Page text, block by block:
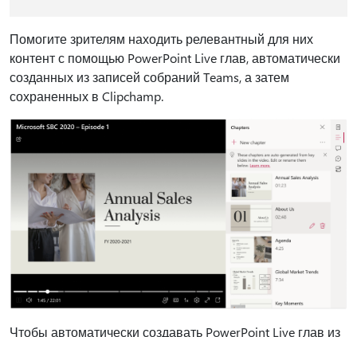
Помогите зрителям находить релевантный для них
контент с помощью PowerPoint Live глав, автоматически
созданных из записей собраний Teams, а затем
сохраненных в Clipchamp.
Чтобы автоматически создавать PowerPoint Live глав из